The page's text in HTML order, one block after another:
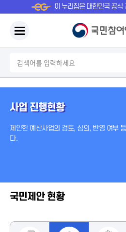
이 누리집은 대한민국 공식
사업 진행현황
제안한 예산사업의 검토, 심의, 반영 여부 등
다.
국민제안 현황